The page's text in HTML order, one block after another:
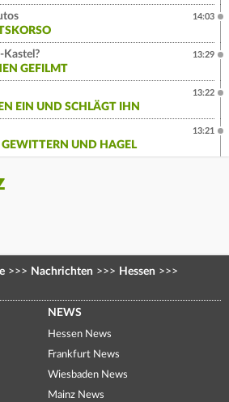
14:03
Kastel?
GEFILMT
13:29
EIN UND SCHLÄGT IHN
13:22
UND HAGEL
13:21
>>> Nachrichten >>> Hessen >>>
NEWS
Hessen News
Frankfurt News
Wiesbaden News
Mainz News